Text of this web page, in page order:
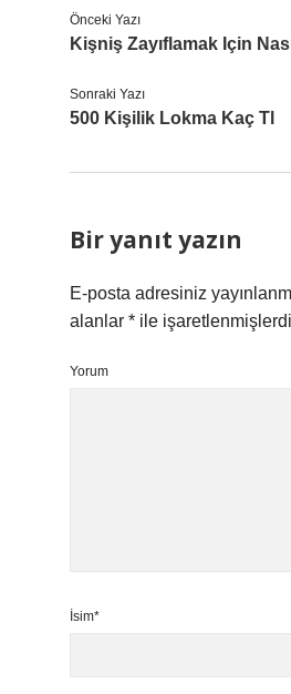
Önceki Yazı
Kişniş Zayıflamak Için
Sonraki Yazı
500 Kişilik Lokma Kaç Tl
Bir yanıt yazın
E-posta adresiniz
alanlar * ile
Yorum
İsim*